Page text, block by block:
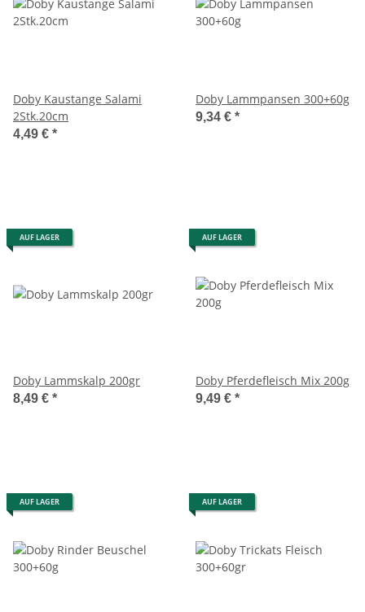
Doby Kaustange Salami
2Stk.20cm
4,49 € *
Doby Lammpansen 300+60g
9,34 € *
AUF LAGER
Doby Lammskalp 200gr
8,49 € *
AUF LAGER
Doby Pferdefleisch Mix 200g
9,49 € *
AUF LAGER AUF LAGER